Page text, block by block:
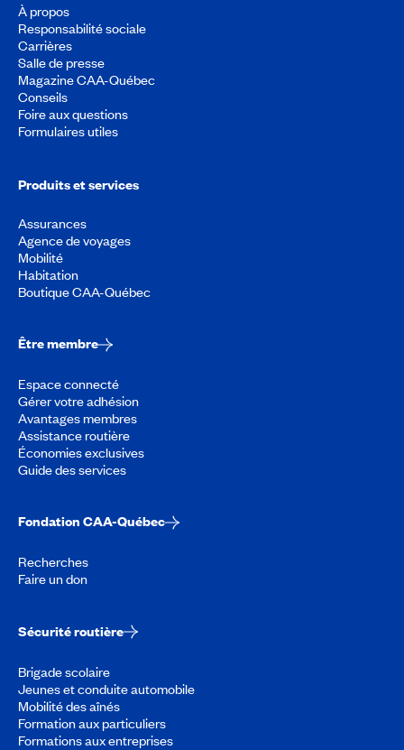
À propos
Responsabilité sociale
Carrières
Salle de presse
Magazine CAA-Québec
Conseils
Foire aux questions
Formulaires utiles
Produits et services
Assurances
Agence de voyages
Mobilité
Habitation
Boutique CAA-Québec
Être membre
Espace connecté
Gérer votre adhésion
Avantages membres
Assistance routière
Économies exclusives
Guide des services
Fondation CAA-Québec
Recherches
Faire un don
Sécurité routière
Brigade scolaire
Jeunes et conduite automobile
Mobilité des aînés
Formation aux particuliers
Formations aux entreprises